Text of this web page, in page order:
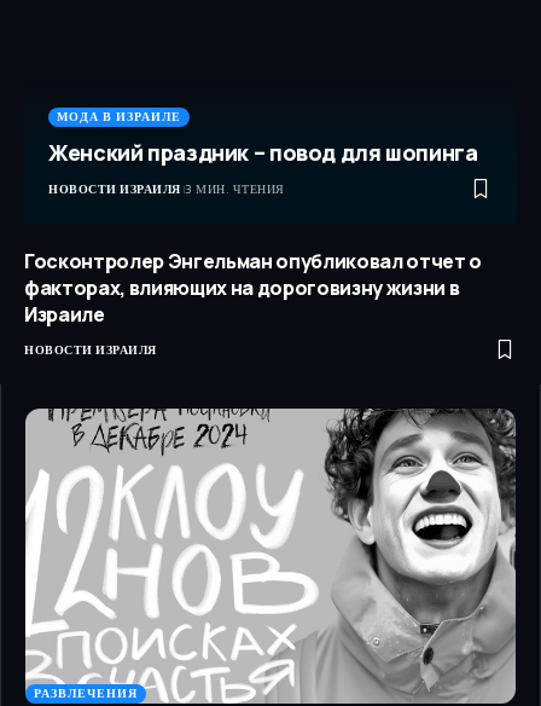
МОДА В ИЗРАИЛЕ
Женский праздник – повод для шопинга
НОВОСТИ ИЗРАИЛЯ 3 МИН. ЧТЕНИЯ
Госконтролер Энгельман опубликовал отчет о
факторах, влияющих на дороговизну жизни в
Израиле
НОВОСТИ ИЗРАИЛЯ
РАЗВЛЕЧЕНИЯ